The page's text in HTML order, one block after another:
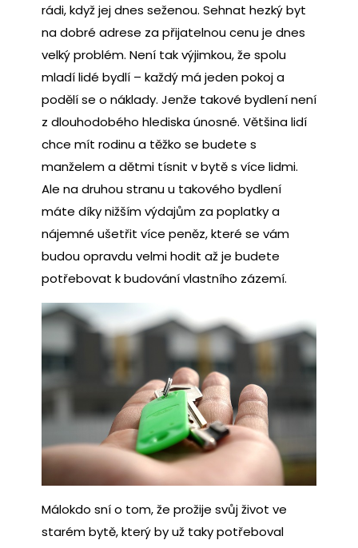
rádi, když jej dnes seženou. Sehnat hezký byt
na dobré adrese za přijatelnou cenu je dnes
velký problém. Není tak výjimkou, že spolu
mladí lidé bydlí – každý má jeden pokoj a
podělí se o náklady. Jenže takové bydlení není
z dlouhodobého hlediska únosné. Většina lidí
chce mít rodinu a těžko se budete s
manželem a dětmi tísnit v bytě s více lidmi.
Ale na druhou stranu u takového bydlení
máte díky nižším výdajům za poplatky a
nájemné ušetřit více peněz, které se vám
budou opravdu velmi hodit až je budete
potřebovat k budování vlastního zázemí.
Málokdo sní o tom, že prožije svůj život ve
starém bytě, který by už taky potřeboval